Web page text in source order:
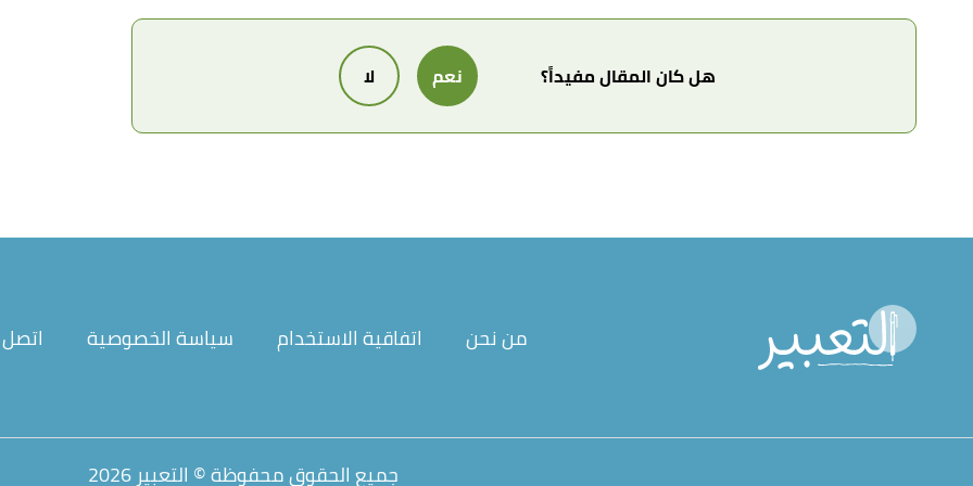
هل كان المقال مفيداً؟ نعم لا
من نحن اتفاقية الاستخدام سياسة الخصوصية اتصل
جميع الحقوق محفوظة © التعبير 2026